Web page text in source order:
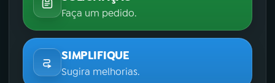
Faça um pedido.
SIMPLIFIQUE
Sugira melhorias.